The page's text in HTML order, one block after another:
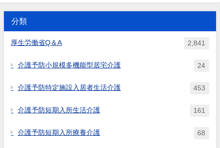
たすのか。
は従来同様徴収可能。出典：...
分類
厚生労働省Q＆A 2,841
介護予防小規模多機能型居宅介護 24
介護予防特定施設入居者生活介護 453
介護予防短期入所生活介護 161
介護予防短期入所療養介護 68